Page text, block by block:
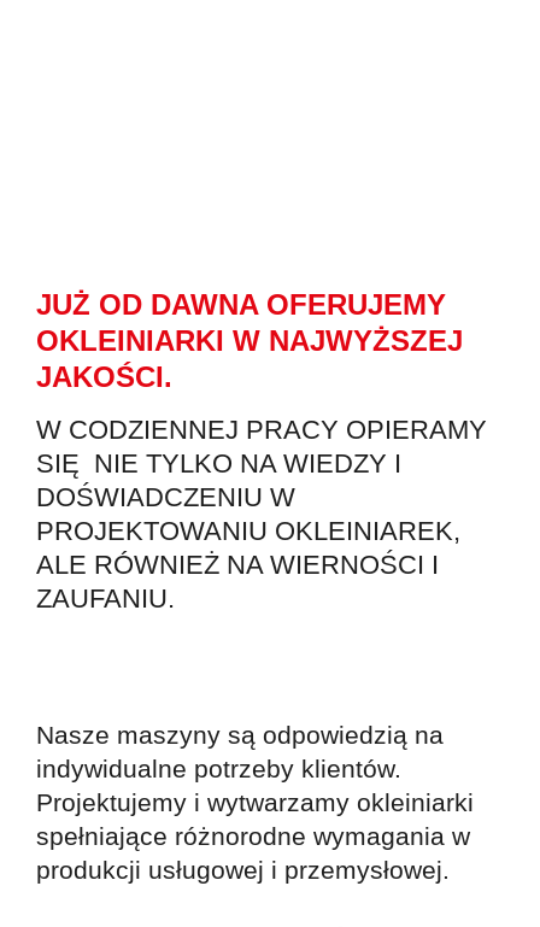
JUŻ OD DAWNA OFERUJEMY
OKLEINIARKI W NAJWYŻSZEJ
JAKOŚCI.
W CODZIENNEJ PRACY OPIERAMY
SIĘ NIE TYLKO NA WIEDZY I
DOŚWIADCZENIU W
PROJEKTOWANIU OKLEINIAREK,
ALE RÓWNIEŻ NA WIERNOŚCI I
ZAUFANIU.
Nasze maszyny są odpowiedzią na
indywidualne potrzeby klientów.
Projektujemy i wytwarzamy okleiniarki
spełniające różnorodne wymagania w
produkcji usługowej i przemysłowej.